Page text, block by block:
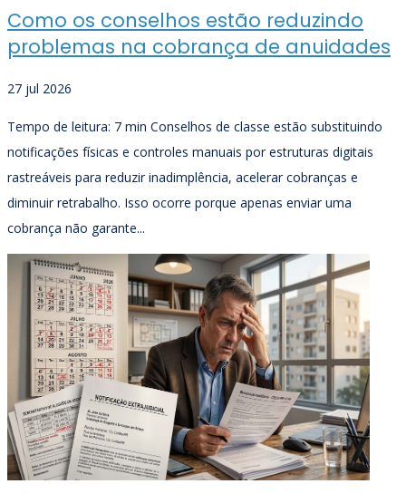
Como os conselhos estão reduzindo
problemas na cobrança de anuidades
27 jul 2026
Tempo de leitura: 7 min Conselhos de classe estão substituindo
notificações físicas e controles manuais por estruturas digitais
rastreáveis para reduzir inadimplência, acelerar cobranças e
diminuir retrabalho. Isso ocorre porque apenas enviar uma
cobrança não garante...